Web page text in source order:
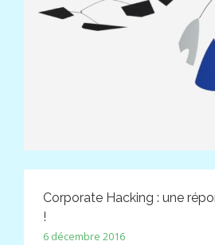
Corporate Hacking : une
!
6 décembre 2016